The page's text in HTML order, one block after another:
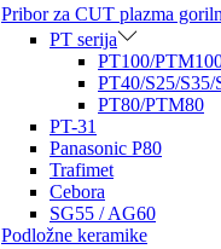
Pribor za CUT plazma
PT serija
PT100/
PT40/S25/S35/
PT80/PTM80
PT-31
Panasonic P80
Trafimet
Cebora
SG55 / AG60
Podložne keramike